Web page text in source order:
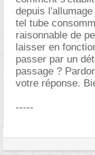
depuis
tel tube
raisonnable de
laisser en
passer par un
passage ?
votre réponse.
-----